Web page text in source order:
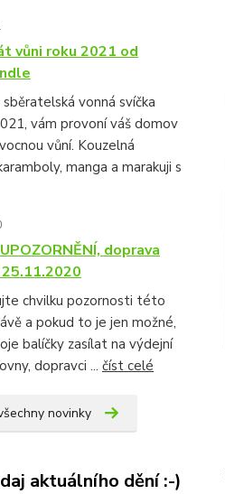
vůni roku 2021 od
vonná svíčka
vám provoní váš domov
vůní. Kouzelná
manga a marakuji s
doprava
chvilku pozornosti této
a pokud to je jen možné,
balíčky zasílat na výdejní
dopravci ... číst celé
novinky
aktuálního dění :-)